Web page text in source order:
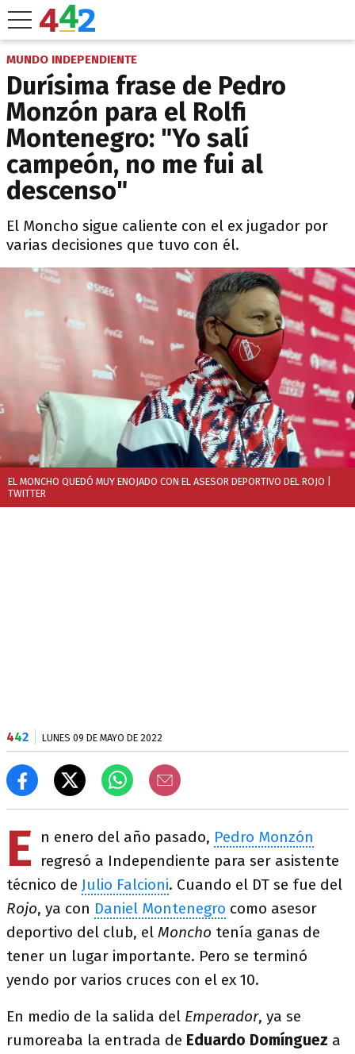
MUNDO INDEPENDIENTE
Durísima frase de Pedro
Monzón para el Rolfi
Montenegro: "Yo salí
campeón, no me fui al
descenso"
El Moncho sigue caliente con el ex jugador por
varias decisiones que tuvo con él.
EL MONCHO QUEDÓ MUY ENOJADO CON EL ASESOR DEPORTIVO DEL ROJO
TWITTER
442 LUNES 09 DE MAYO DE 2022
E n enero del año pasado, Pedro Monzón
regresó a Independiente para ser asistente
técnico de Julio Falcioni. Cuando el DT se fue del
Rojo, ya con Daniel Montenegro como asesor
deportivo del club, el Moncho tenía ganas de
tener un lugar importante. Pero se terminó
yendo por varios cruces con el ex 10.
En medio de la salida del Emperador, ya se
rumoreaba la entrada de Eduardo Domínguez a